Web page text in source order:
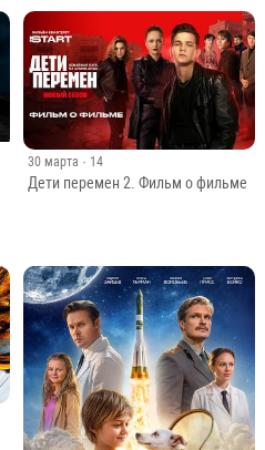
30 марта · 14
Дети перемен 2. Фильм о фильме